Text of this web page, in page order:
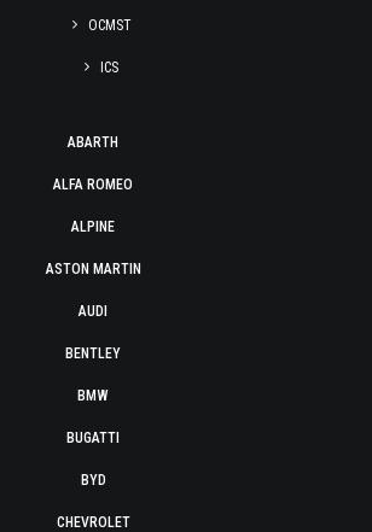
OCMST
ICS
ABARTH
ALFA ROMEO
ALPINE
ASTON MARTIN
AUDI
BENTLEY
BMW
BUGATTI
BYD
CHEVROLET